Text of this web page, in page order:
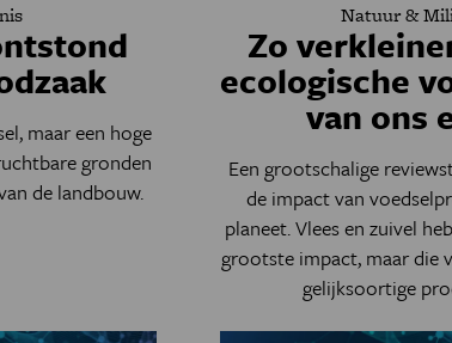
maar een hoge
gronden
de landbouw.
Natuur &
Zo
ecologische
van ons
Een grootschalige
de impact van
planeet. Vlees en zuivel
grootste impact, maardie
gelijksoortige